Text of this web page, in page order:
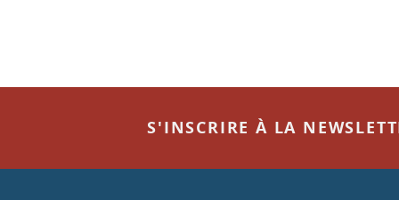
S'INSCRIRE À LA